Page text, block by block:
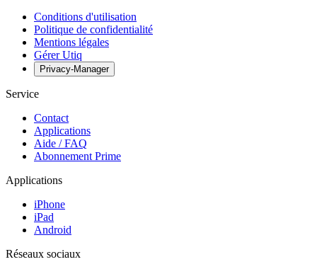
Conditions d'utilisation
Politique de confidentialité
Mentions légales
Gérer Utiq
Privacy-Manager
Service
Contact
Applications
Aide / FAQ
Abonnement Prime
Applications
iPhone
iPad
Android
Réseaux sociaux